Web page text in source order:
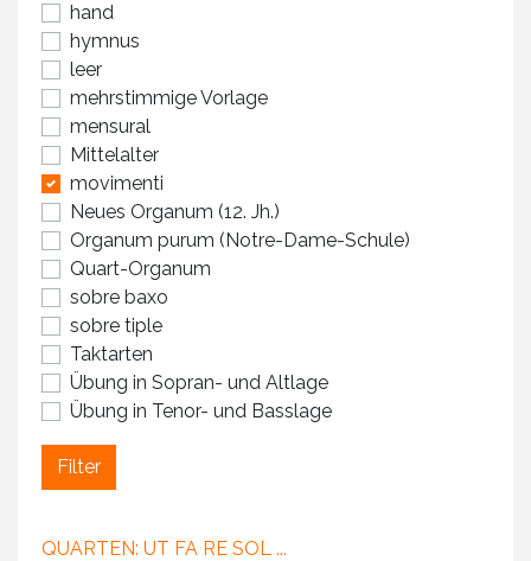
QUARTEN: UT FA RE SOL ...
hand
hymnus
leer
mehrstimmige Vorlage
mensural
Mittelalter
movimenti
Neues Organum (12. Jh.)
Organum purum (Notre-Dame-Schule)
Quart-Organum
sobre baxo
sobre tiple
Taktarten
Übung in Sopran- und Altlage
Übung in Tenor- und Basslage
Filter